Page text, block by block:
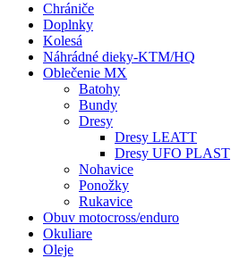
Chrániče
Doplnky
Kolesá
Náhrádné dieky-KTM/HQ
Oblečenie MX
Batohy
Bundy
Dresy
Dresy LEATT
Dresy UFO PLAST
Nohavice
Ponožky
Rukavice
Obuv motocross/enduro
Okuliare
Oleje